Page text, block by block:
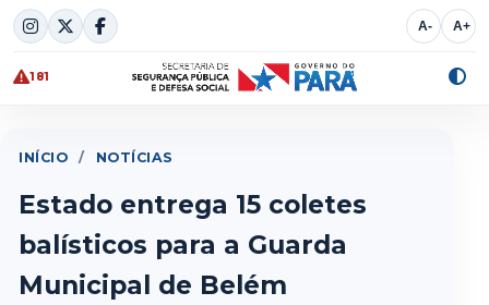
Skip
to
content
A- A+
181
INÍCIO / NOTÍCIAS
Estado entrega 15 coletes
balísticos para a Guarda
Municipal de Belém